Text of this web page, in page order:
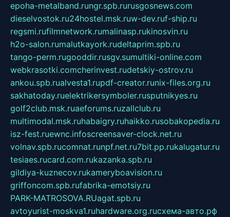
epoha-metalband.rungr.spb.rurusgosnews.com
dieselvostok.ru24hostel.msk.ruw-dev.ruf-ship.ru
regsmi.rufilmnetwork.rumalinasp.rukinosvin.ru
h2o-salon.rumalutkayork.rudeltaprim.spb.ru
tango-perm.rugooddir.rusgv.sumultiki-online.com
webkrasotki.comcherinvest.rudetskiy-ostrov.ru
ankou.spb.rualvesta1.rupdf-creator.runix-files.org.ru
sakhatoday.ruelektrikersymboler.rusputnikyes.ru
golf2club.msk.ruaeforums.ruzallclub.ru
multimodal.msk.ruhabaigry.ruhaikko.rusobakopedia.ru
isz-fest.ruewnc.infoscreensaver-clock.net.ru
volnav.spb.rucomnat.runpf.net.ru7bit.pp.rukalugatur.ru
tesiaes.rucard.com.rukazanka.spb.ru
gildiya-kuznecov.rukameryboavision.ru
griffoncom.spb.rufabrika-emotsiy.ru
PARK-MATROSOVA.RUagat.spb.ru
avtoyurist-moskva1.ruhardware.org.ruсхема-авто.рф